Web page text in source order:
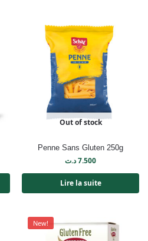
Out of stock
Penne Sans Gluten 250g
7.500د.ت
Lire la suite
New!